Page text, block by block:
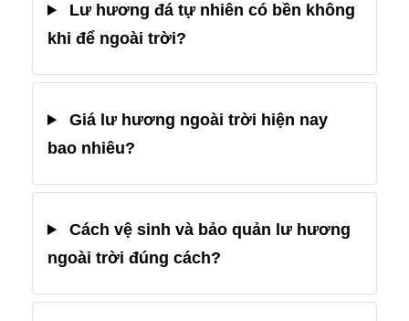
Lư hương đá tự nhiên có bền không
khi để ngoài trời?
Giá lư hương ngoài trời hiện nay
bao nhiêu?
Cách vệ sinh và bảo quản lư hương
ngoài trời đúng cách?